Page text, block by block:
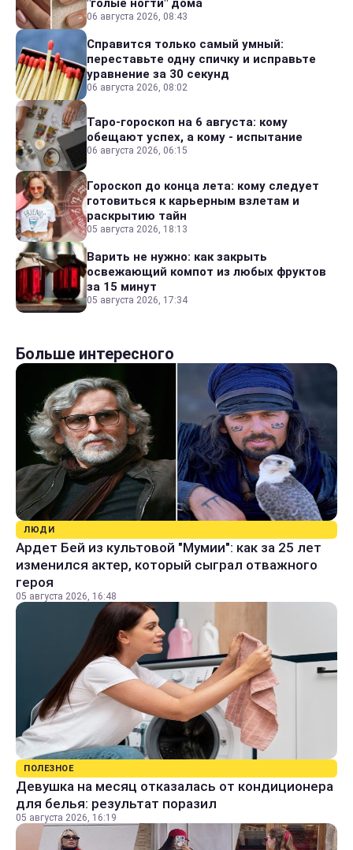
"голые ногти" дома
06 августа 2026, 08:43
Справится только самый умный:
переставьте одну спичку и исправьте
уравнение за 30 секунд
06 августа 2026, 08:02
Таро-гороскоп на 6 августа: кому
обещают успех, а кому - испытание
06 августа 2026, 06:15
Гороскоп до конца лета: кому следует
готовиться к карьерным взлетам и
раскрытию тайн
05 августа 2026, 18:13
Варить не нужно: как закрыть
освежающий компот из любых фруктов
за 15 минут
05 августа 2026, 17:34
Больше интересного
ЛЮДИ
Ардет Бей из культовой "Мумии": как за 25 лет
изменился актер, который сыграл отважного
героя
05 августа 2026, 16:48
ПОЛЕЗНОЕ
Девушка на месяц отказалась от кондиционера
для белья: результат поразил
05 августа 2026, 16:19